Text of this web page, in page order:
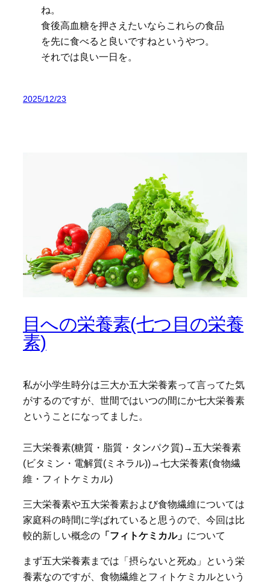
ね。
食後高血糖を押さえたいならこれらの食品
を先に食べると良いですねというやつ。
それでは良い一日を。
2025/12/23
目への栄養素(七つ目の栄養
素)
私が小学生時分は三大か五大栄養素って言ってた気
がするのですが、世間ではいつの間にか七大栄養素
ということになってました。
三大栄養素(糖質・脂質・タンパク質)→五大栄養素
(ビタミン・電解質(ミネラル))→七大栄養素(食物繊
維・フィトケミカル)
三大栄養素や五大栄養素および食物繊維については
家庭科の時間に学ばれていると思うので、今回は比
較的新しい概念の 「フィトケミカル」 について
まず五大栄養素までは「摂らないと死ぬ」という栄
養素なのですが、食物繊維とフィトケミカルという